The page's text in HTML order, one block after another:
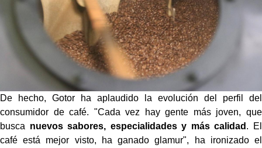
De hecho, Gotor ha aplaudido la evolución del perfil del
consumidor de café. "Cada vez hay gente más joven, que
busca nuevos sabores, especialidades y más calidad . El
café está mejor visto, ha ganado glamur", ha ironizado el